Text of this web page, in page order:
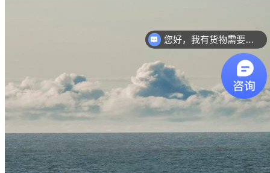
您好，我有货物需要你们的产品。